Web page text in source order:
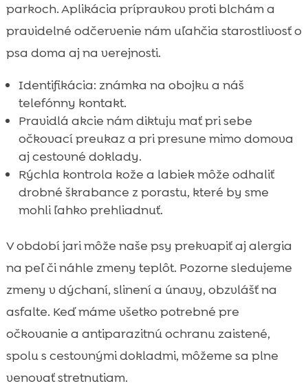
parkoch. Aplikácia prípravkov proti blchám a
pravidelné odčervenie nám uľahčia starostlivosť o
psa doma aj na verejnosti.
Identifikácia: známka na obojku a náš
telefónny kontakt.
Pravidlá akcie nám diktuju mať pri sebe
očkovací preukaz a pri presune mimo domova
aj cestovné doklady.
Rýchla kontrola kože a labiek môže odhaliť
drobné škrabance z porastu, které by sme
mohli ľahko prehliadnuť.
V období jari môže naše psy prekvapiť aj alergia
na peľ či náhle zmeny teplôt. Pozorne sledujeme
zmeny v dýchaní, slinení a únavy, obzvlášť na
asfalte. Keď máme všetko potrebné pre
očkovanie a antiparazitnú ochranu zaistené,
spolu s cestovnými dokladmi, môžeme sa plne
venovať stretnutiam.